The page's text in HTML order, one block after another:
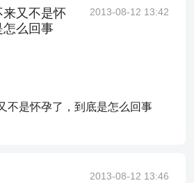
来又不是怀
怎么回事
2013-08-12 13:42
不是怀孕了，到底是怎么回事
2013-08-12 13:46